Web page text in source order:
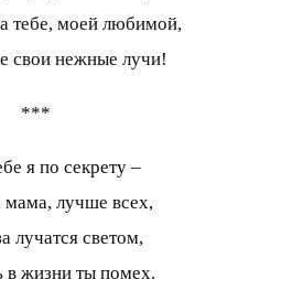
тебе, моей любимой,
свои нежные лучи!
***
я по секрету –
мама, лучше всех,
лучатся светом,
жизни ты помех.